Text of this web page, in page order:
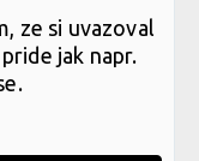
ze si uvazoval
jak napr.